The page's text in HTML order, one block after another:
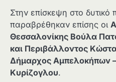
Στην επίσκεψη στο δυτικό
παραβρέθηκαν επίσης οι
Θεσσαλονίκης Βούλα
και Περιβάλλοντος
Δήμαρχος Αμπελοκήπων
Κυρίζογλου.